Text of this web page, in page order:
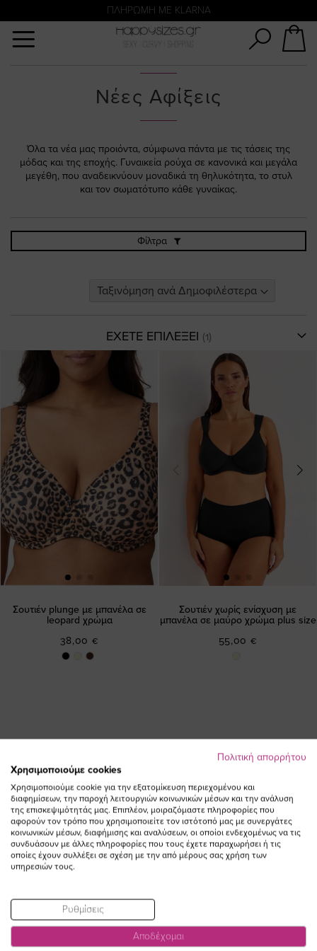
ΠΛΗΡΩΜΗ ΜΕ KLARNA
ΑΜΕΣΗ ΠΑΡΑΔΟΣΗ ΜΕ ACS ΚΑΙ ΓΕΝΙΚΗ ΤΑΧΥΔΡΟΜΙΚΉ
Νέες Αφίξεις
Όλα τα νέα μας προιόντα, σύμφωνα πάντα με τις τάσεις της
μόδας και της εποχής. Γυναικεία ρούχα σε κανονικά και μεγάλα
μεγέθη, που αναδεικνύουν μοναδικά τη θηλυκότητα, το στυλ
και τον σωματότυπο κάθε γυναίκας.
Φίλτρα
ΕΧΕΤΕ ΕΠΙΛΕΞΕΙ
Σουτιέν plunge με μπανέλα σε
leopard χρώμα
38,00 €
Σουτιέν χωρίς ενίσχυση με
μπανέλα σε μαύρο χρώμα plus size
55,00 €
ΕΓΓΡΑΦΕΙΤΕ ΣΤΟ NEWSLETTER
Email
ΕΓΓΡΑΦΗ
Συμφωνώ με τουςΌρους Χρήσης
Αναζήτηση
Πολιτική απορρήτου
Χρησιμοποιούμε cookies
Χρησιμοποιούμε cookie για την εξατομίκευση περιεχομένου και
διαφημίσεων, την παροχή λειτουργιών κοινωνικών μέσων και την ανάλυση
της επισκεψιμότητάς μας. Επιπλέον, μοιραζόμαστε πληροφορίες που
αφορούν τον τρόπο που χρησιμοποιείτε τον ιστότοπό μας με συνεργάτες
κοινωνικών μέσων, διαφήμισης και αναλύσεων, οι οποίοι ενδεχομένως να τις
συνδυάσουν με άλλες πληροφορίες που τους έχετε παραχωρήσει ή τις
οποίες έχουν συλλέξει σε σχέση με την από μέρους σας χρήση των
υπηρεσιών τους.
Ρυθμίσεις
Αποδέχομαι